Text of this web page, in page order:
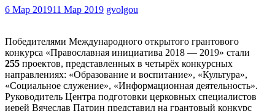
6 Мар 201911 Мар 2019 gvolgou
Победителями Международного открытого грантового
конкурса «Православная инициатива 2018 — 2019» стали
255 проектов, представленных в четырёх конкурсных
направлениях: «Образование и воспитание», «Культура»,
«Социальное служение», «Информационная деятельность».
Руководитель Центра подготовки церковных специалистов
иерей Вячеслав Патрин представил на грантовый конкурс